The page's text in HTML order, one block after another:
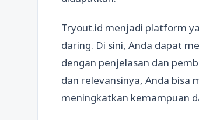
Tryout.id menjadi platform
daring. Di sini, Anda dapat
dengan penjelasan dan
dan relevansinya, Anda
meningkatkan kemampuan